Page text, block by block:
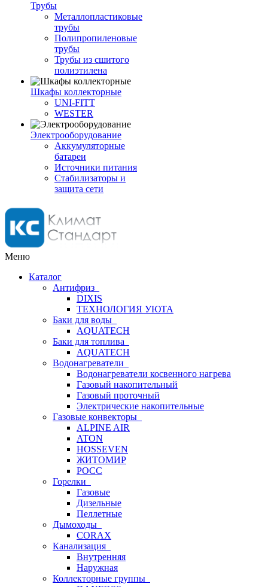
Трубы
Металлопластиковые
трубы
Полипропиленовые
трубы
Трубы из сшитого
полиэтилена
Шкафы коллекторные
UNI-FITT
WESTER
Электрооборудование
Аккумуляторные
батареи
Источники питания
Стабилизаторы и
защита сети
Меню
Каталог
Антифриз
DIXIS
ТЕХНОЛОГИЯ УЮТА
Баки для воды
AQUATECH
Баки для топлива
AQUATECH
Водонагреватели
Водонагреватели косвенного нагрева
Газовый накопительный
Газовый проточный
Электрические накопительные
Газовые конвекторы
ALPINE AIR
ATON
HOSSEVEN
ЖИТОМИР
РОСС
Горелки
Газовые
Дизельные
Пеллетные
Дымоходы
CORAX
Канализация
Внутренняя
Наружная
Коллекторные группы